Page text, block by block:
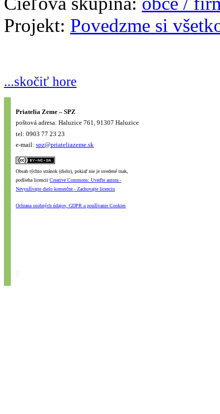
Projekt: Povedzme si
...skočiť hore
Priatelia Zeme – SPZ
poštová adresa: Haluzice 761, 91307 Haluzice
tel: 0903 77 23 23
e-mail: spz@priateliazeme.sk
Obsah týchto stránok (dielo), pokiaľ nie je uvedené inak,
podlieha licencii Creative Commons: Uveďte autora -
Nevyužívajte dielo komerčne - Zachovajte licenciu
Ochrana osobných údajov, GDPR a používanie Cookies